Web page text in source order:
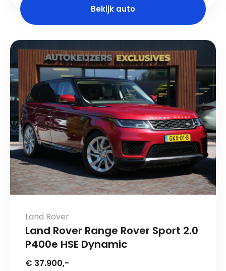
Bekijk auto
Land Rover
Land Rover Range Rover Sport 2.0
P400e HSE Dynamic
€ 37.900,-